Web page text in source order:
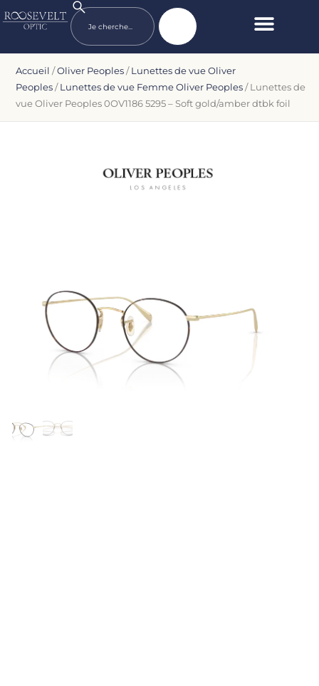
Accueil /Oliver Peoples/Lunettes de vue Oliver
Peoples/Lunettes de vue Femme Oliver Peoples/ Lunettes de
vue Oliver Peoples 0OV1186 5295 – Soft gold/amber dtbk foil